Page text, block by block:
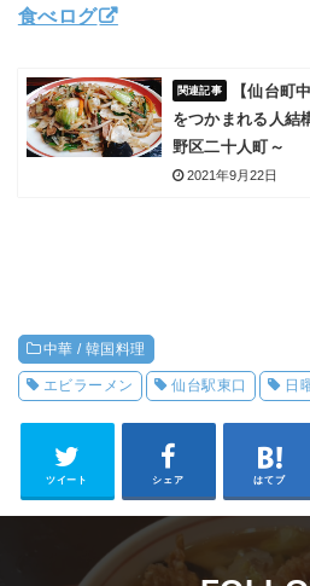
食べログ
【仙台町
をつかまれる人結
野区二十人町～
2021年9月22日
中華 / 韓国料理
エビラーメン 仙台駅東口 日
ツイート シェア はてブ